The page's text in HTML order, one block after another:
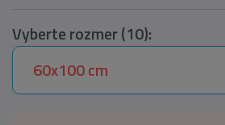
Vyberte rozmer (10):
60x100 cm